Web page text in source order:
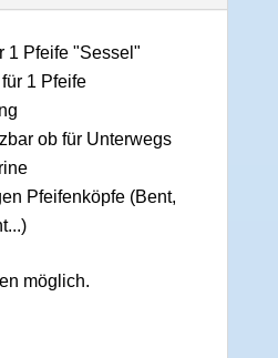
1 Pfeife "Sessel"
1 Pfeife
ob für Unterwegs
Pfeifenköpfe (Bent,
möglich.